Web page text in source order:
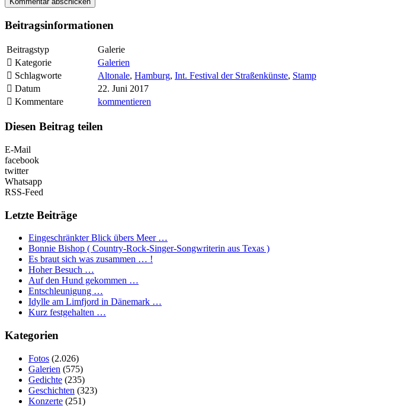
Beitragsinformationen
Beitragstyp
Galerie
Kategorie
Galerien
Schlagworte
Altonale, Hamburg, Int. Festival der Straßenkünste, Stamp
Datum
22. Juni 2017
Kommentare
kommentieren
Diesen Beitrag teilen
E-Mail
facebook
twitter
Whatsapp
RSS-Feed
Letzte Beiträge
Eingeschränkter Blick übers Meer …
Bonnie Bishop ( Country-Rock-Singer-Songwriterin aus Texas )
Es braut sich was zusammen … !
Hoher Besuch …
Auf den Hund gekommen …
Entschleunigung …
Idylle am Limfjord in Dänemark …
Kurz festgehalten …
Kategorien
Fotos (2.026)
Galerien (575)
Gedichte (235)
Geschichten (323)
Konzerte (251)